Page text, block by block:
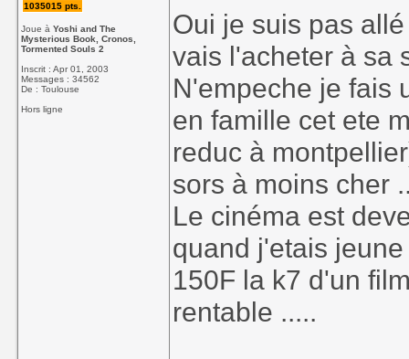
1035015 pts.
Joue àYoshi and The
Mysterious Book, Cronos,
Tormented Souls 2
Inscrit : Apr 01, 2003
Messages : 34562
De : Toulouse
Hors ligne
Oui je suis pas
vais l'acheter à sa
N'empeche je fais
en famille cet ete
reduc à
sors à moins cher
Le cinéma est
quand j'etais
150F la k7 d'un
rentable .....